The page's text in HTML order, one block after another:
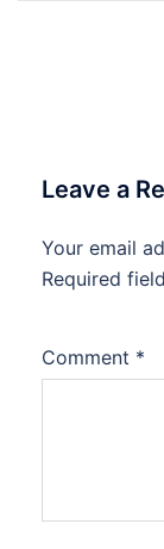
Leave a
Your email
Required
Comment *